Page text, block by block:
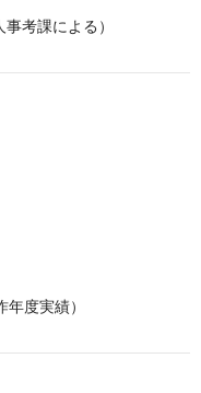
考課による）
度実績）